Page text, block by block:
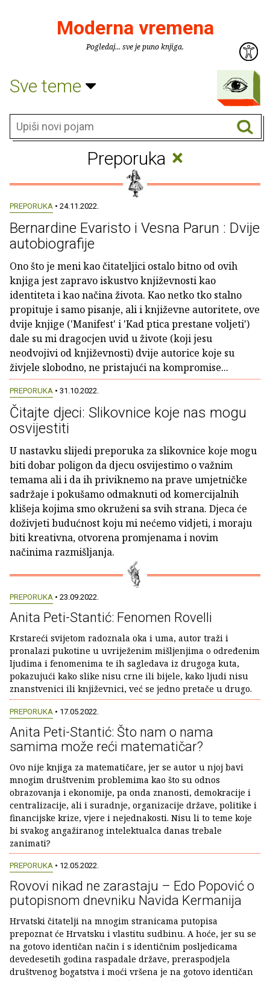
Moderna vremena
Pogledaj... sve je puno knjiga.
Sve teme
Preporuka ×
PREPORUKA • 24.11.2022.
Bernardine Evaristo i Vesna Parun : Dvije
autobiografije
Ono što je meni kao čitateljici ostalo bitno od ovih
knjiga jest zapravo iskustvo književnosti kao
identiteta i kao načina života. Kao netko tko stalno
propituje i samo pisanje, ali i književne autoritete, ove
dvije knjige ('Manifest' i 'Kad ptica prestane voljeti')
dale su mi dragocjen uvid u živote (koji jesu
neodvojivi od književnosti) dvije autorice koje su
živjele slobodno, ne pristajući na kompromise...
PREPORUKA • 31.10.2022.
Čitajte djeci: Slikovnice koje nas mogu
osvijestiti
U nastavku slijedi preporuka za slikovnice koje mogu
biti dobar poligon da djecu osvijestimo o važnim
temama ali i da ih priviknemo na prave umjetničke
sadržaje i pokušamo odmaknuti od komercijalnih
klišeja kojima smo okruženi sa svih strana. Djeca će
doživjeti budućnost koju mi nećemo vidjeti, i moraju
biti kreativna, otvorena promjenama i novim
načinima razmišljanja.
PREPORUKA • 23.09.2022.
Anita Peti-Stantić: Fenomen Rovelli
Krstareći svijetom radoznala oka i uma, autor traži i
pronalazi pukotine u uvriježenim mišljenjima o određenim
ljudima i fenomenima te ih sagledava iz drugoga kuta,
pokazujući kako slike nisu crne ili bijele, kako ljudi nisu
znanstvenici ili književnici, već se jedno pretače u drugo.
PREPORUKA • 17.05.2022.
Anita Peti-Stantić: Što nam o nama
samima može reći matematičar?
Ovo nije knjiga za matematičare, jer se autor u njoj bavi
mnogim društvenim problemima kao što su odnos
obrazovanja i ekonomije, pa onda znanosti, demokracije i
centralizacije, ali i suradnje, organizacije države, politike i
financijske krize, vjere i nejednakosti. Nisu li to teme koje
bi svakog angažiranog intelektualca danas trebale
zanimati?
PREPORUKA • 12.05.2022.
Rovovi nikad ne zarastaju – Edo Popović o
putopisnom dnevniku Navida Kermanija
Hrvatski čitatelji na mnogim stranicama putopisa
prepoznat će Hrvatsku i vlastitu sudbinu. A hoće, jer su se
na gotovo identičan način i s identičnim posljedicama
devedesetih godina raspadale države, preraspodjela
društvenog bogatstva i moći vršena je na gotovo identičan